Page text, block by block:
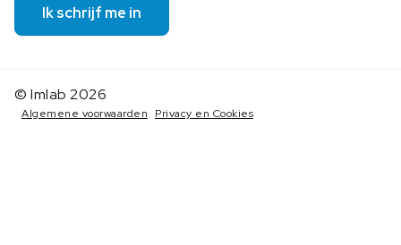
Ik schrijf me in
© Imlab 2026
Algemene voorwaarden Privacy en Cookies